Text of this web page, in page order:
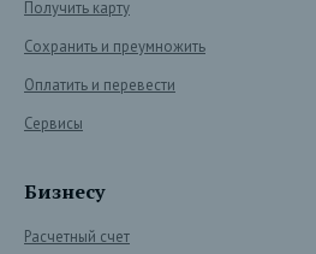
Получить карту
Сохранить и преумножить
Оплатить и перевести
Сервисы
Бизнесу
Расчетный счет